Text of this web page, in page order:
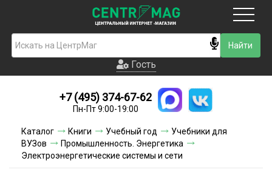
Гость
Новинки
Условия доставки
Условия оплаты
Гость
+7 (495) 374-67-62
Пн-Пт 9:00-19:00
Каталог Книги Учебный год
Учебники для
ВУЗов
Промышленность. Энергетика
Электроэнергетические системы и сети